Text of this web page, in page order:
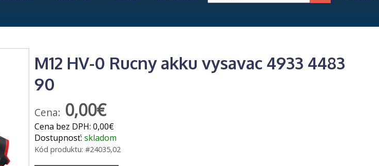
M12 HV-0 Rucny akku vysavac 4933 4483
90
Cena: 0,00€
Cena bez DPH: 0,00€
Dostupnosť: skladom
Kód produktu: #24035,02